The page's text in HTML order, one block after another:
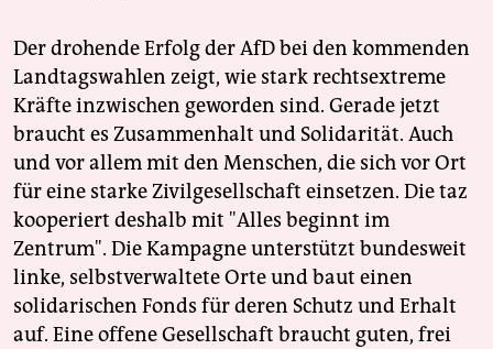
Der drohende Erfolg der AfD bei den kommenden
Landtagswahlen zeigt, wie stark rechtsextreme
Kräfte inzwischen geworden sind. Gerade jetzt
braucht es Zusammenhalt und Solidarität. Auch
und vor allem mit den Menschen, die sich vor Ort
für eine starke Zivilgesellschaft einsetzen. Die taz
kooperiert deshalb mit "Alles beginnt im
Zentrum". Die Kampagne unterstützt bundesweit
linke, selbstverwaltete Orte und baut einen
solidarischen Fonds für deren Schutz und Erhalt
auf. Eine offene Gesellschaft braucht guten, frei